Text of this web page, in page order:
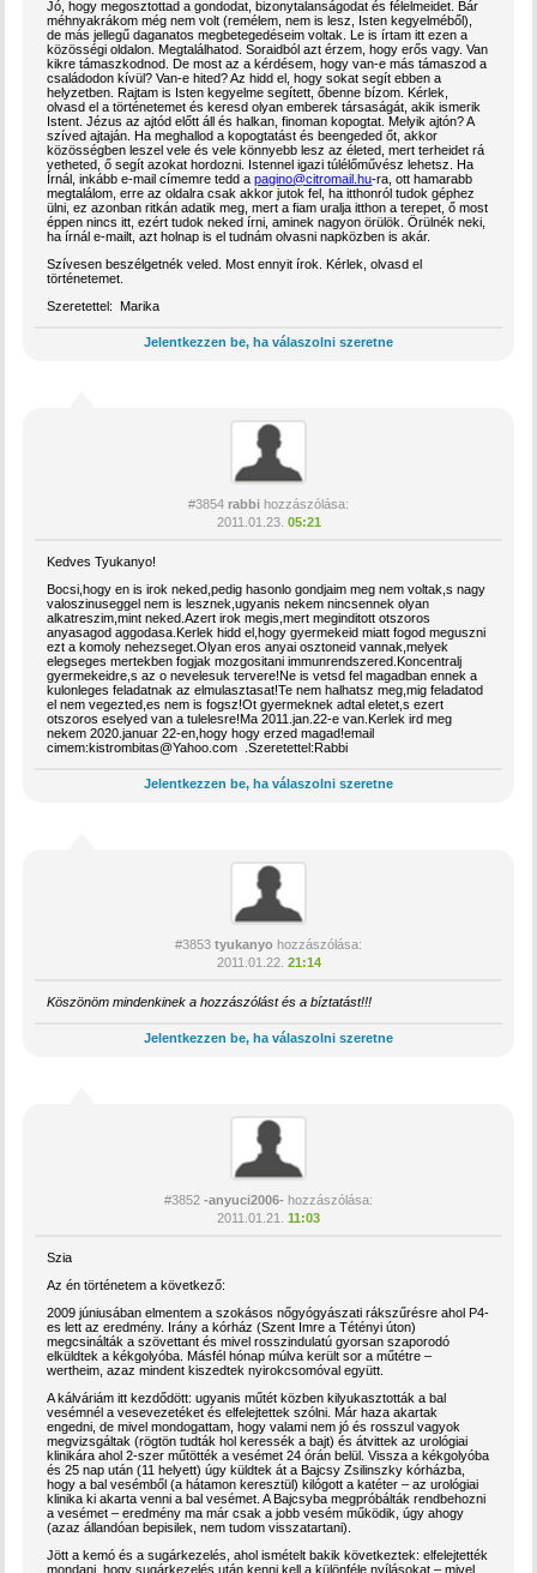
Jó, hogy megosztottad a gondodat, bizonytalanságodat és félelmeidet. Bár
méhnyakrákom még nem volt (remélem, nem is lesz, Isten kegyelméből),
de más jellegű daganatos megbetegedéseim voltak. Le is írtam itt ezen a
közösségi oldalon. Megtalálhatod. Soraidból azt érzem, hogy erős vagy. Van
kikre támaszkodnod. De most az a kérdésem, hogy van-e más támaszod a
családodon kívül? Van-e hited? Az hidd el, hogy sokat segít ebben a
helyzetben. Rajtam is Isten kegyelme segített, őbenne bízom. Kérlek,
olvasd el a történetemet és keresd olyan emberek társaságát, akik ismerik
Istent. Jézus az ajtód előtt áll és halkan, finoman kopogtat. Melyik ajtón? A
szíved ajtaján. Ha meghallod a kopogtatást és beengeded őt, akkor
közösségben leszel vele és vele könnyebb lesz az életed, mert terheidet rá
vetheted, ő segít azokat hordozni. Istennel igazi túlélőművész lehetsz. Ha
Írnál, inkább e-mail címemre tedd apagino@citromail.hu-ra, ott hamarabb
megtalálom, erre az oldalra csak akkor jutok fel, ha itthonról tudok géphez
ülni, ez azonban ritkán adatik meg, mert a fiam uralja itthon a terepet, ő most
éppen nincs itt, ezért tudok neked írni, aminek nagyon örülök. Örülnék neki,
ha írnál e-mailt, azt holnap is el tudnám olvasni napközben is akár.
Szívesen beszélgetnék veled. Most ennyit írok. Kérlek, olvasd el
történetemet.
Szeretettel: Marika
Jelentkezzen be, ha válaszolni szeretne
#3854 rabbi hozzászólása:
2011.01.23. 05:21
Kedves Tyukanyo!
Bocsi,hogy en is irok neked,pedig hasonlo gondjaim meg nem voltak,s nagy
valoszinuseggel nem is lesznek,ugyanis nekem nincsennek olyan
alkatreszim,mint neked.Azert irok megis,mert meginditott otszoros
anyasagod aggodasa.Kerlek hidd el,hogy gyermekeid miatt fogod meguszni
ezt a komoly nehezseget.Olyan eros anyai osztoneid vannak,melyek
elegseges mertekben fogjak mozgositani immunrendszered.Koncentralj
gyermekeidre,s az o nevelesuk tervere!Ne is vetsd fel magadban ennek a
kulonleges feladatnak az elmulasztasat!Te nem halhatsz meg,mig feladatod
el nem vegezted,es nem is fogsz!Ot gyermeknek adtal eletet,s ezert
otszoros eselyed van a tulelesre!Ma 2011.jan.22-e van.Kerlek ird meg
nekem 2020.januar 22-en,hogy hogy erzed magad!email
cimem:kistrombitas@Yahoo.com .Szeretettel:Rabbi
Jelentkezzen be, ha válaszolni szeretne
#3853 tyukanyo hozzászólása:
2011.01.22. 21:14
Köszönöm mindenkinek a hozzászólást és a bíztatást!!!
Jelentkezzen be, ha válaszolni szeretne
#3852 -anyuci2006- hozzászólása:
2011.01.21.
11:03
Szia
Az én történetem a következő:
2009 júniusában elmentem a szokásos nőgyógyászati rákszűrésre ahol P4-
es lett az eredmény. Irány a kórház (Szent Imre a Tétényi úton)
megcsinálták a szövettant és mivel rosszindulatú gyorsan szaporodó
elküldtek a kékgolyóba. Másfél hónap múlva került sor a műtétre –
wertheim, azaz mindent kiszedtek nyirokcsomóval együtt.
A kálváriám itt kezdődött: ugyanis műtét közben kilyukasztották a bal
vesémnél a vesevezetéket és elfelejtettek szólni. Már haza akartak
engedni, de mivel mondogattam, hogy valami nem jó és rosszul vagyok
megvizsgáltak (rögtön tudták hol keressék a bajt) és átvittek az urológiai
klinikára ahol 2-szer műtötték a vesémet 24 órán belül. Vissza a kékgolyóba
és 25 nap után (11 helyett) úgy küldtek át a Bajcsy Zsilinszky kórházba,
hogy a bal vesémből (a hátamon keresztül) kilógott a katéter – az urológiai
klinika ki akarta venni a bal vesémet. A Bajcsyba megpróbálták rendbehozni
a vesémet – eredmény ma már csak a jobb vesém működik, úgy ahogy
(azaz állandóan bepisilek, nem tudom visszatartani).
Jött a kemó és a sugárkezelés, ahol ismételt bakik következtek: elfelejtették
mondani, hogy sugárkezelés után kenni kell a különféle nyílásokat – mivel